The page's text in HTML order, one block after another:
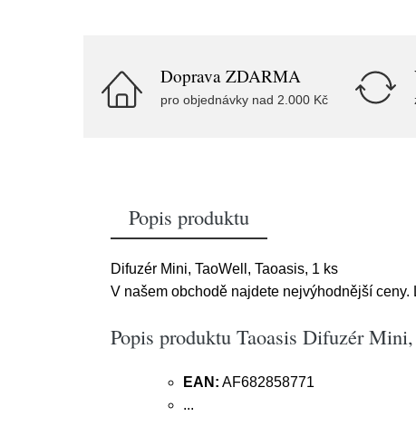
Doprava ZDARMA
pro objednávky nad 2.000 Kč
Popis produktu
Difuzér Mini, TaoWell, Taoasis, 1 ks
V našem obchodě najdete nejvýhodnější
Popis produktu Taoasis Difuzér
EAN: AF682858771
...